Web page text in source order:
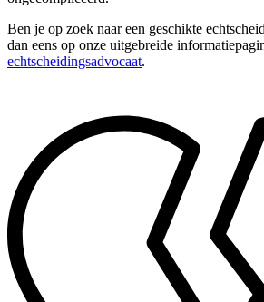
Ben je op zoek naar een geschikte
dan eens op onze uitgebreide
echtscheidingsadvocaat.